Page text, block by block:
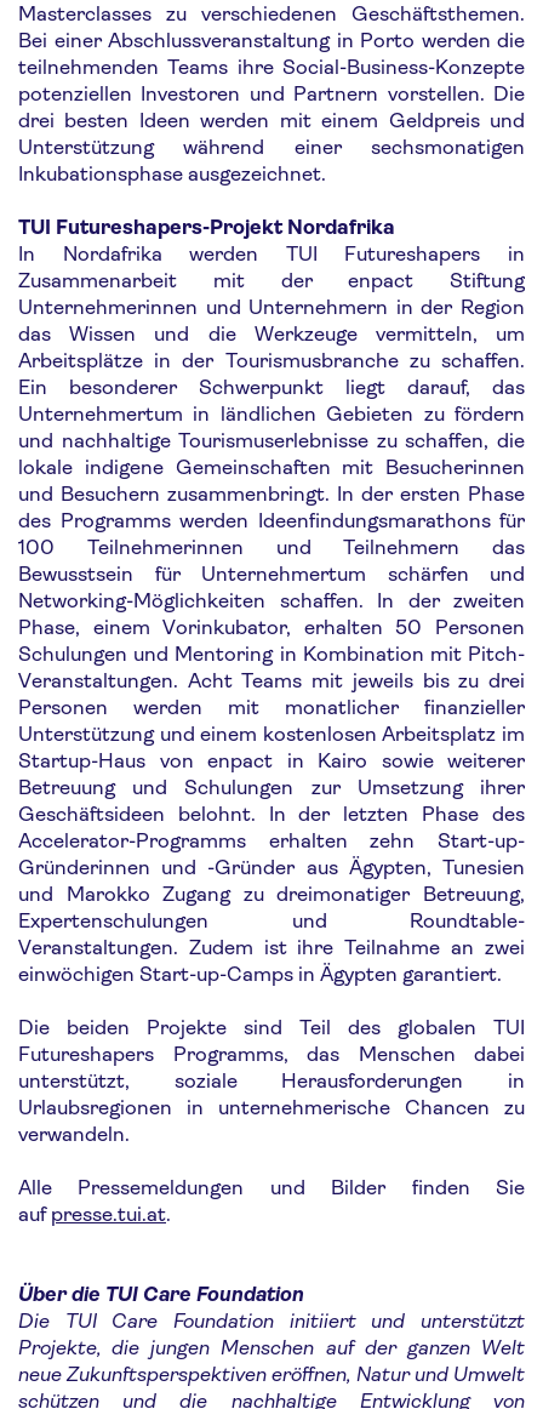
Masterclasses zu verschiedenen Geschäftsthemen.
Bei einer Abschlussveranstaltung in Porto werden die
teilnehmenden Teams ihre Social-Business-Konzepte
potenziellen Investoren und Partnern vorstellen. Die
drei besten Ideen werden mit einem Geldpreis und
Unterstützung während einer sechsmonatigen
Inkubationsphase ausgezeichnet.
TUI Futureshapers-Projekt Nordafrika
In Nordafrika werden TUI Futureshapers in
Zusammenarbeit mit der enpact Stiftung
Unternehmerinnen und Unternehmern in der Region
das Wissen und die Werkzeuge vermitteln, um
Arbeitsplätze in der Tourismusbranche zu schaffen.
Ein besonderer Schwerpunkt liegt darauf, das
Unternehmertum in ländlichen Gebieten zu fördern
und nachhaltige Tourismuserlebnisse zu schaffen, die
lokale indigene Gemeinschaften mit Besucherinnen
und Besuchern zusammenbringt. In der ersten Phase
des Programms werden Ideenfindungsmarathons für
100 Teilnehmerinnen und Teilnehmern das
Bewusstsein für Unternehmertum schärfen und
Networking-Möglichkeiten schaffen. In der zweiten
Phase, einem Vorinkubator, erhalten 50 Personen
Schulungen und Mentoring in Kombination mit Pitch-
Veranstaltungen. Acht Teams mit jeweils bis zu drei
Personen werden mit monatlicher finanzieller
Unterstützung und einem kostenlosen Arbeitsplatz im
Startup-Haus von enpact in Kairo sowie weiterer
Betreuung und Schulungen zur Umsetzung ihrer
Geschäftsideen belohnt. In der letzten Phase des
Accelerator-Programms erhalten zehn Start-up-
Gründerinnen und -Gründer aus Ägypten, Tunesien
und Marokko Zugang zu dreimonatiger Betreuung,
Expertenschulungen und Roundtable-
Veranstaltungen. Zudem ist ihre Teilnahme an zwei
einwöchigen Start-up-Camps in Ägypten garantiert.
Die beiden Projekte sind Teil des globalen TUI
Futureshapers Programms, das Menschen dabei
unterstützt, soziale Herausforderungen in
Urlaubsregionen in unternehmerische Chancen zu
verwandeln.
Alle Pressemeldungen und Bilder finden Sie
auf presse.tui.at.
Über die TUI Care Foundation
Die TUI Care Foundation initiiert und unterstützt
Projekte, die jungen Menschen auf der ganzen Welt
neue Zukunftsperspektiven eröffnen, Natur und Umwelt
schützen und die nachhaltige Entwicklung von